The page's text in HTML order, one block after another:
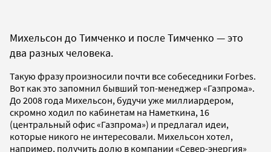
Михельсон до Тимченко и после Тимченко — это
два разных человека.
Такую фразу произносили почти все собеседники Forbes.
Вот как это запомнил бывший топ-менеджер «Газпрома».
До 2008 года Михельсон, будучи уже миллиардером,
скромно ходил по кабинетам на Наметкина, 16
(центральный офис «Газпрома») и предлагал идеи,
которые никого не интересовали. Михельсон хотел,
например, получить долю в компании «Север-энергия»